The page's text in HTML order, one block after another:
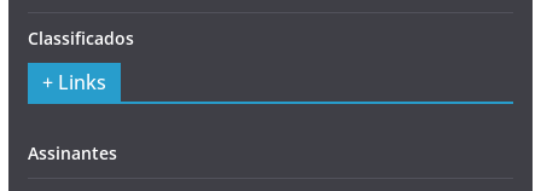
Classificados
+ Links
Assinantes